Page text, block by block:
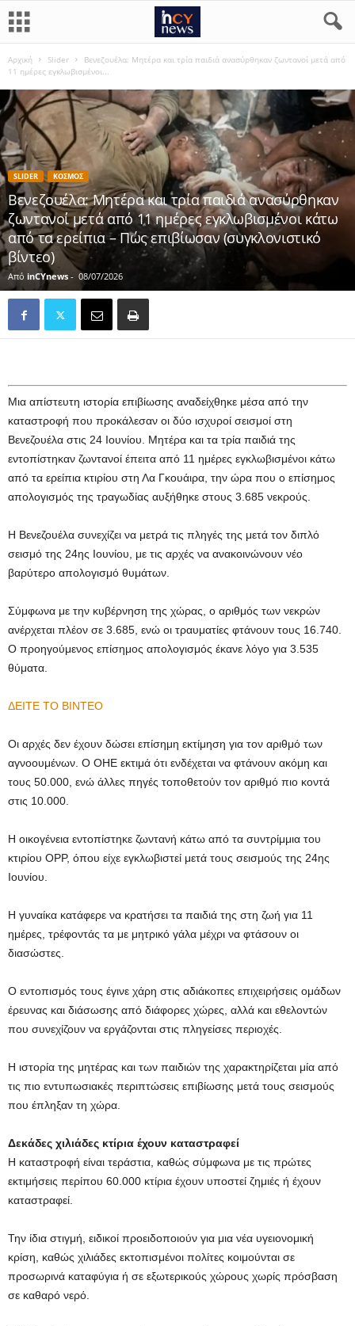
Αρχική Slider
Βενεζουέλα: Μητέρα και τρία παιδιά ανασύρθηκαν ζωντανοί μετά από
11 ημέρες εγκλωβισμένοι...
SLIDER ΚΟΣΜΟΣ
Βενεζουέλα: Μητέρα και τρία παιδιά ανασύρθηκαν
ζωντανοί μετά από 11 ημέρες εγκλωβισμένοι κάτω
από τα ερείπια – Πώς επιβίωσαν (συγκλονιστικό
βίντεο)
Από inCYnews - 08/07/2026
Μια απίστευτη ιστορία επιβίωσης αναδείχθηκε μέσα από την
καταστροφή που προκάλεσαν οι δύο ισχυροί σεισμοί στη
Βενεζουέλα στις 24 Ιουνίου. Μητέρα και τα τρία παιδιά της
εντοπίστηκαν ζωντανοί έπειτα από 11 ημέρες εγκλωβισμένοι κάτω
από τα ερείπια κτιρίου στη Λα Γκουάιρα, την ώρα που ο επίσημος
απολογισμός της τραγωδίας αυξήθηκε στους 3.685 νεκρούς.
Η Βενεζουέλα συνεχίζει να μετρά τις πληγές της μετά τον διπλό
σεισμό της 24ης Ιουνίου, με τις αρχές να ανακοινώνουν νέο
βαρύτερο απολογισμό θυμάτων.
Σύμφωνα με την κυβέρνηση της χώρας, ο αριθμός των νεκρών
ανέρχεται πλέον σε 3.685, ενώ οι τραυματίες φτάνουν τους 16.740.
Ο προηγούμενος επίσημος απολογισμός έκανε λόγο για 3.535
θύματα.
ΔΕΙΤΕ ΤΟ ΒΙΝΤΕΟ
Οι αρχές δεν έχουν δώσει επίσημη εκτίμηση για τον αριθμό των
αγνοουμένων. Ο ΟΗΕ εκτιμά ότι ενδέχεται να φτάνουν ακόμη και
τους 50.000, ενώ άλλες πηγές τοποθετούν τον αριθμό πιο κοντά
στις 10.000.
Η οικογένεια εντοπίστηκε ζωντανή κάτω από τα συντρίμμια του
κτιρίου OPP, όπου είχε εγκλωβιστεί μετά τους σεισμούς της 24ης
Ιουνίου.
Η γυναίκα κατάφερε να κρατήσει τα παιδιά της στη ζωή για 11
ημέρες, τρέφοντάς τα με μητρικό γάλα μέχρι να φτάσουν οι
διασώστες.
Ο εντοπισμός τους έγινε χάρη στις αδιάκοπες επιχειρήσεις ομάδων
έρευνας και διάσωσης από διάφορες χώρες, αλλά και εθελοντών
που συνεχίζουν να εργάζονται στις πληγείσες περιοχές.
Η ιστορία της μητέρας και των παιδιών της χαρακτηρίζεται μία από
τις πιο εντυπωσιακές περιπτώσεις επιβίωσης μετά τους σεισμούς
που έπληξαν τη χώρα.
Δεκάδες χιλιάδες κτίρια έχουν καταστραφεί
Η καταστροφή είναι τεράστια, καθώς σύμφωνα με τις πρώτες
εκτιμήσεις περίπου 60.000 κτίρια έχουν υποστεί ζημιές ή έχουν
καταστραφεί.
Την ίδια στιγμή, ειδικοί προειδοποιούν για μια νέα υγειονομική
κρίση, καθώς χιλιάδες εκτοπισμένοι πολίτες κοιμούνται σε
προσωρινά καταφύγια ή σε εξωτερικούς χώρους χωρίς πρόσβαση
σε καθαρό νερό.